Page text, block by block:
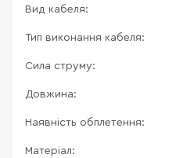
Вид кабеля:
Тип виконання кабеля:
Сила струму:
Довжина:
Наявність обплетення:
Матеріал: